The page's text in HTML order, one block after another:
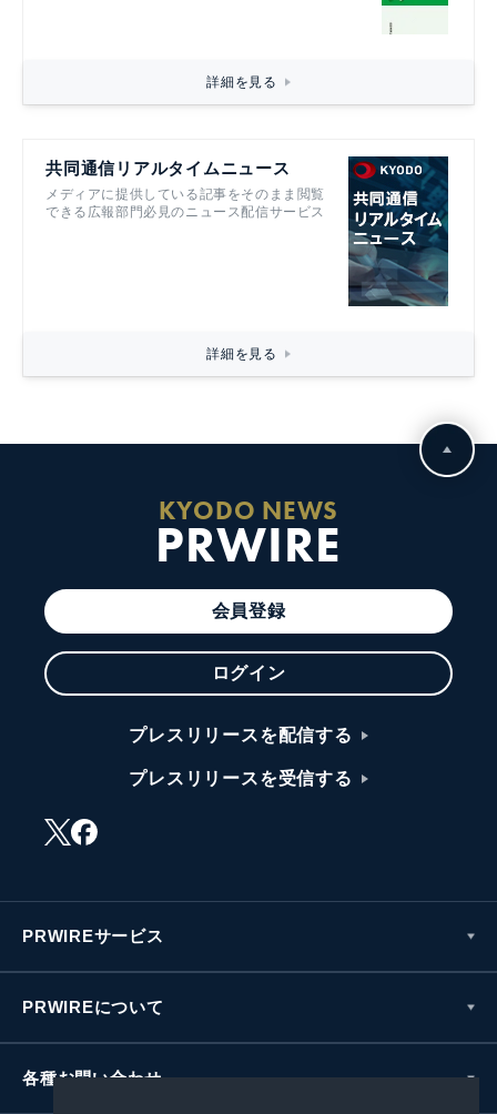
詳細を見る
共同通信リアルタイムニュース
メディアに提供している記事をそのまま閲覧
できる広報部門必見のニュース配信サービス
詳細を見る
KYODO NEWS
PRWIRE
会員登録
ログイン
プレスリリースを配信する
プレスリリースを受信する
PRWIREサービス
PRWIREについて
各種お問い合わせ